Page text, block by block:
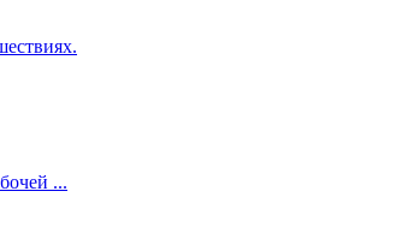
...